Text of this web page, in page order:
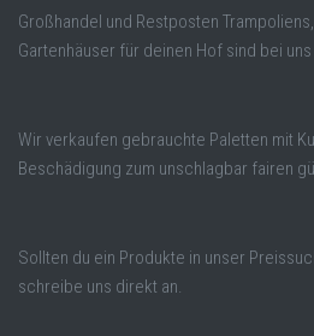
Großhandel und Restposten
Gartenhäuser für deinen Hof sind bei
Wir verkaufen gebrauchte Paletten mit
Beschädigung zum unschlagbar fairen
Sollten du ein Produkte in unser
schreibe uns direkt an.